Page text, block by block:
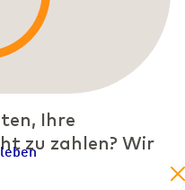
Ihre
zu zahlen? Wir